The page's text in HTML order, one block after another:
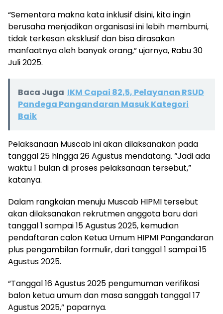
“Sementara makna kata inklusif disini, kita ingin
berusaha menjadikan organisasi ini lebih membumi,
tidak terkesan eksklusif dan bisa dirasakan
manfaatnya oleh banyak orang,” ujarnya, Rabu 30
Juli 2025.
Baca Juga IKM Capai 82,5, Pelayanan RSUD
Pandega Pangandaran Masuk Kategori
Baik
Pelaksanaan Muscab ini akan dilaksanakan pada
tanggal 25 hingga 26 Agustus mendatang. “Jadi ada
waktu 1 bulan di proses pelaksanaan tersebut,”
katanya.
Dalam rangkaian menuju Muscab HIPMI tersebut
akan dilaksanakan rekrutmen anggota baru dari
tanggal 1 sampai 15 Agustus 2025, kemudian
pendaftaran calon Ketua Umum HIPMI Pangandaran
plus pengambilan formulir, dari tanggal 1 sampai 15
Agustus 2025.
“Tanggal 16 Agustus 2025 pengumuman verifikasi
balon ketua umum dan masa sanggah tanggal 17
Agustus 2025,” paparnya.